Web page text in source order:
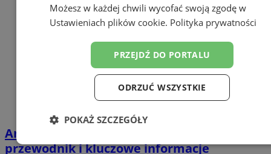
Antykoncepcja hormonalna: Pełny
przewodnik i kluczowe informacje
Możesz w każdej chwili wycofać swoją zgodę w
Ustawieniach plików cookie. Polityka prywatności
PRZEJDŹ DO PORTALU
ODRZUĆ WSZYSTKIE
POKAŻ SZCZEGÓŁY
Niezbędne Wydajność Targetowanie